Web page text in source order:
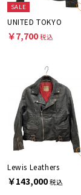
SALE
UNITED TOKYO
￥7,700税込
Lewis Leathers
￥143,000税込